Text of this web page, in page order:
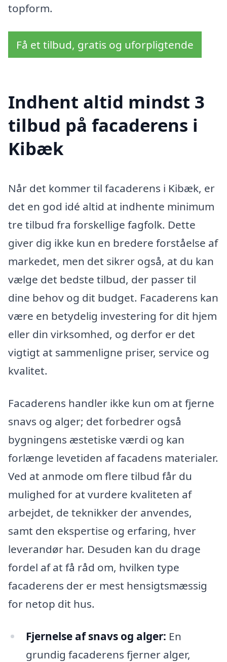
topform.
Få et tilbud, gratis og uforpligtende
Indhent altid mindst 3
tilbud på facaderens i
Kibæk
Når det kommer til facaderens i Kibæk, er
det en god idé altid at indhente minimum
tre tilbud fra forskellige fagfolk. Dette
giver dig ikke kun en bredere forståelse af
markedet, men det sikrer også, at du kan
vælge det bedste tilbud, der passer til
dine behov og dit budget. Facaderens kan
være en betydelig investering for dit hjem
eller din virksomhed, og derfor er det
vigtigt at sammenligne priser, service og
kvalitet.
Facaderens handler ikke kun om at fjerne
snavs og alger; det forbedrer også
bygningens æstetiske værdi og kan
forlænge levetiden af facadens materialer.
Ved at anmode om flere tilbud får du
mulighed for at vurdere kvaliteten af
arbejdet, de teknikker der anvendes,
samt den ekspertise og erfaring, hver
leverandør har. Desuden kan du drage
fordel af at få råd om, hvilken type
facaderens der er mest hensigtsmæssig
for netop dit hus.
Fjernelse af snavs og alger: En
grundig facaderens fjerner alger,